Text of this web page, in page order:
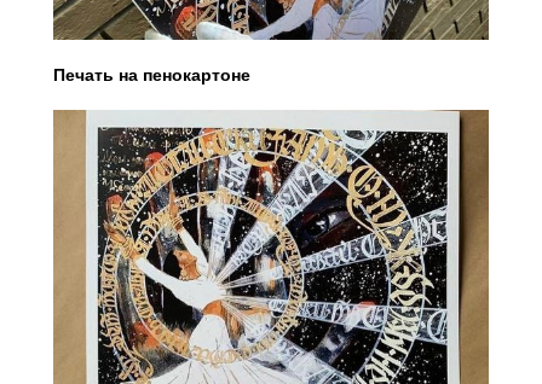
Печать на пенокартоне